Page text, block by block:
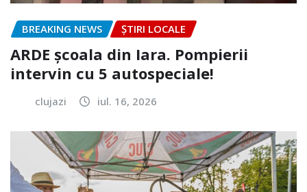
BREAKING NEWS ȘTIRI LOCALE
ARDE școala din Iara. Pompierii
intervin cu 5 autospeciale!
clujazi iul. 16, 2026